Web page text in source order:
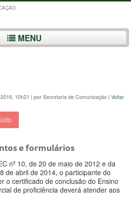
MENU
10h21 | por Secretaria de Comunicação | Voltar
e formulários
nº 10, de 20 de maio de 2012 e da
de abril de 2014, o participante do
o certificado de conclusão do Ensino
de proficiência deverá atender aos